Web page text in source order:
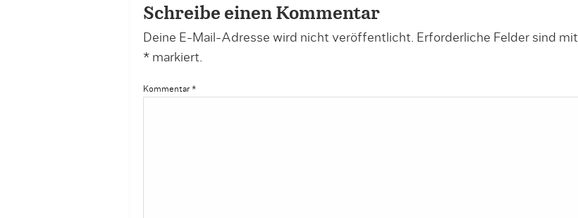
Schreibe einen Kommentar
Deine E-Mail-Adresse wird nicht veröffentlicht.
Erforderliche Felder sind mit
*markiert.
Kommentar *